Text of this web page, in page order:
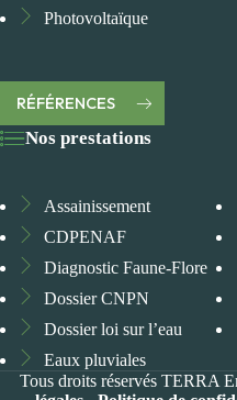
Photovoltaïque
RÉFÉRENCES
Nos prestations
Assainissement
CDPENAF
Diagnostic Faune-Flore
Dossier CNPN
Dossier loi sur l’eau
Eaux pluviales
Tous droits réservés TERRA